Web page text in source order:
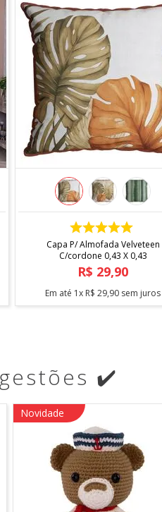
COMPRAR
Arara Standard Com Sapateira -
Arthi
R$ 138,90
Em até 3x R$ 46,30 sem juros
✔️
Novidade